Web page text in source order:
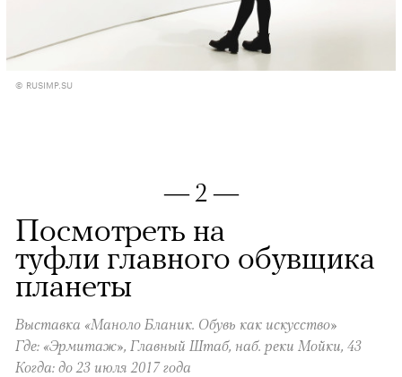
© RUSIMP.SU
— 2 —
Посмотреть на
туфли главного обувщика
планеты
Выставка «Маноло Бланик. Обувь как искусство»
Где: «Эрмитаж», Главный Штаб, наб. реки Мойки, 43
Когда: до 23 июля 2017 года